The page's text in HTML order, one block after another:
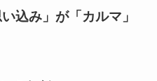
込み」が「カルマ」